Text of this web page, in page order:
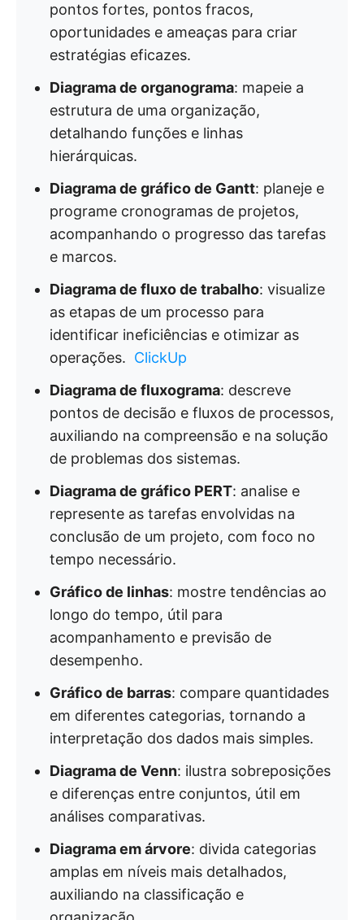
pontos fortes, pontos fracos,
oportunidades e ameaças para criar
estratégias eficazes.
Diagrama de organograma: mapeie a
estrutura de uma organização,
detalhando funções e linhas
hierárquicas.
Diagrama de gráfico de Gantt: planeje e
programe cronogramas de projetos,
acompanhando o progresso das tarefas
e marcos.
Diagrama de fluxo de trabalho: visualize
as etapas de um processo para
identificar ineficiências e otimizar as
operações. ​ ClickUp
Diagrama de fluxograma: descreve
pontos de decisão e fluxos de processos,
auxiliando na compreensão e na solução
de problemas dos sistemas.
Diagrama de gráfico PERT: analise e
represente as tarefas envolvidas na
conclusão de um projeto, com foco no
tempo necessário.
Gráfico de linhas: mostre tendências ao
longo do tempo, útil para
acompanhamento e previsão de
desempenho.
Gráfico de barras: compare quantidades
em diferentes categorias, tornando a
interpretação dos dados mais simples.
Diagrama de Venn: ilustra sobreposições
e diferenças entre conjuntos, útil em
análises comparativas.
Diagrama em árvore: divida categorias
amplas em níveis mais detalhados,
auxiliando na classificação e